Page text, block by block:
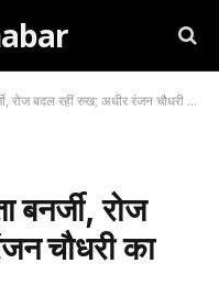
बदल रहीं रुख; अधीर रंजन चौधरी का पलटवार…
बनर्जी, रोज
चौधरी का